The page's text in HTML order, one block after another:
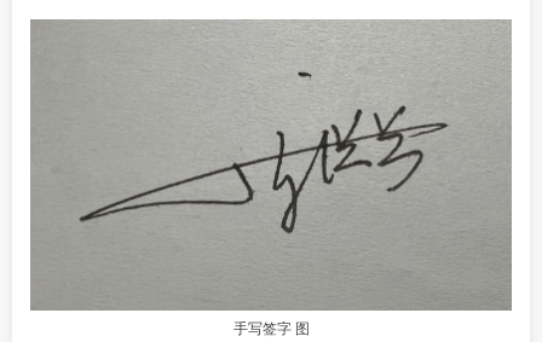
手写签字 图